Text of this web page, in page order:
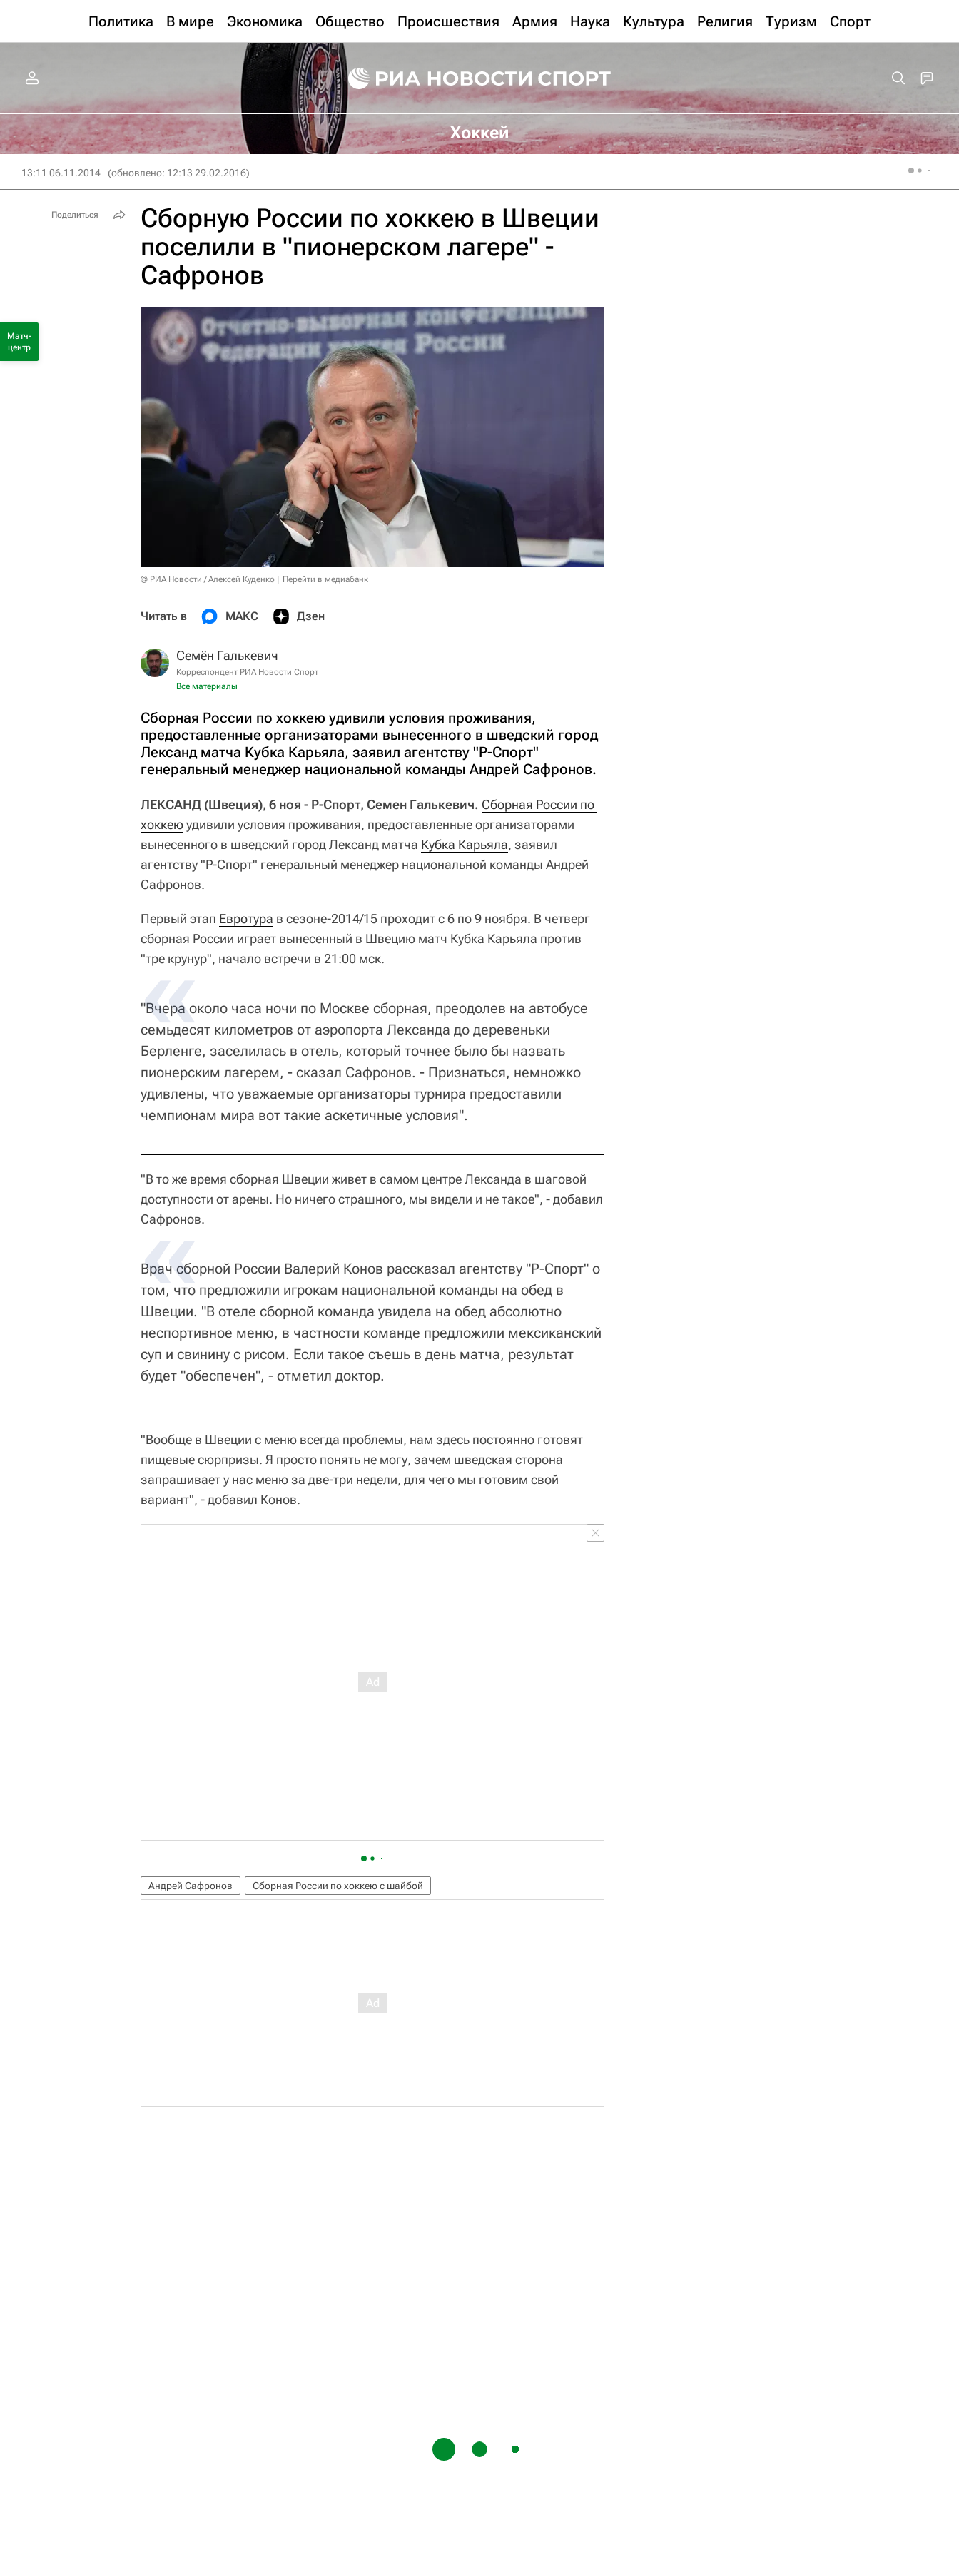
Политика В мире Экономика Общество Происшествия Армия Наука Культура Религия Туризм Спорт
Хоккей
13:11 06.11.2014 (обновлено: 12:13 29.02.2016)
Сборную России по хоккею в Швеции
поселили в "пионерском лагере" -
Сафронов
© РИА Новости / Алексей Куденко Перейти в медиабанк
Читать в МАКС Дзен
Семён Галькевич
Корреспондент РИА Новости Спорт
Все материалы
Сборная России по хоккею удивили условия проживания,
предоставленные организаторами вынесенного в шведский город
Лександ матча Кубка Карьяла, заявил агентству "Р-Спорт"
генеральный менеджер национальной команды Андрей Сафронов.
ЛЕКСАНД (Швеция), 6 ноя - Р-Спорт, Семен Галькевич. Сборная России по
хоккеюудивили условия проживания, предоставленные организаторами
вынесенного в шведский город Лександ матча Кубка Карьяла, заявил
агентству "Р-Спорт" генеральный менеджер национальной команды Андрей
Сафронов.
Первый этап Евротура в сезоне-2014/15 проходит с 6 по 9 ноября. В четверг
сборная России играет вынесенный в Швецию матч Кубка Карьяла против
"тре крунур", начало встречи в 21:00 мск.
"Вчера около часа ночи по Москве сборная, преодолев на автобусе
семьдесят километров от аэропорта Лександа до деревеньки
Берленге, заселилась в отель, который точнее было бы назвать
пионерским лагерем, - сказал Сафронов. - Признаться, немножко
удивлены, что уважаемые организаторы турнира предоставили
чемпионам мира вот такие аскетичные условия".
"В то же время сборная Швеции живет в самом центре Лександа в шаговой
доступности от арены. Но ничего страшного, мы видели и не такое", - добавил
Сафронов.
Врач сборной России Валерий Конов рассказал агентству "Р-Спорт" о
том, что предложили игрокам национальной команды на обед в
Швеции. "В отеле сборной команда увидела на обед абсолютно
неспортивное меню, в частности команде предложили мексиканский
суп и свинину с рисом. Если такое съешь в день матча, результат
будет "обеспечен", - отметил доктор.
"Вообще в Швеции с меню всегда проблемы, нам здесь постоянно готовят
пищевые сюрпризы. Я просто понять не могу, зачем шведская сторона
запрашивает у нас меню за две-три недели, для чего мы готовим свой
вариант", - добавил Конов.
Андрей Сафронов Сборная России по хоккею с шайбой
Поделиться
Матч-
центр